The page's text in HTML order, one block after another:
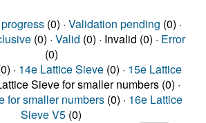
(0) · Validation pending (0) ·
(0) · Valid (0) · Invalid (0) · Error
(0)
· 14e Lattice Sieve (0) · 15e Lattice
Sieve for smaller numbers (0) ·
for smaller numbers (0) · 16e Lattice
Sieve V5 (0)